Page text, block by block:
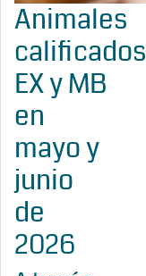
Animales
calificados
EX y MB
en
mayo y
junio
de
2026